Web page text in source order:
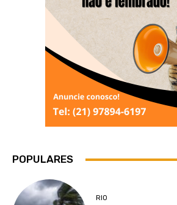
POPULARES
RIO